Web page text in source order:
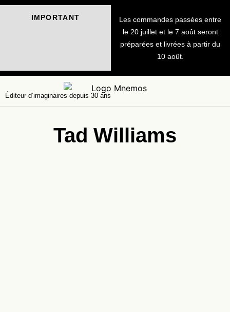
IMPORTANT
Les commandes passées entre
le 20 juillet et le 7 août seront
préparées et livrées à partir du
10 août.
Éditeur d’imaginaires depuis 30 ans
Tad Williams